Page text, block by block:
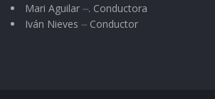
Mari Aguilar ⏤. Conductora
Iván Nieves ⏤ Conductor